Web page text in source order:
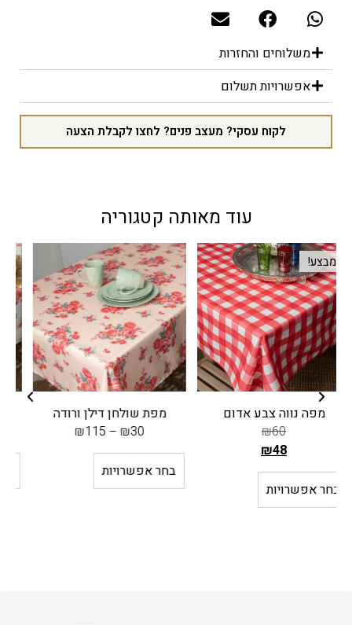
משלוחים והחזרות
אפשרויות תשלום
לקוח עסקי? מעצב פנים? לחצו לקבלת הצעה
עוד מאותה קטגוריה
מפת שולחן דילן ורודה
₪30
בחר אפשרויות
מפת שולחן דילן בורדו
₪ 30
–
125
בחר אפשרויות